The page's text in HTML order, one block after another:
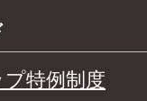
特例制度